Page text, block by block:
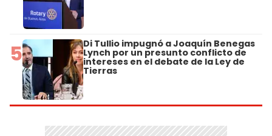
5 Di Tullio impugnó a Joaquín Benegas
Lynch por un presunto conflicto de
intereses en el debate de la Ley de
Tierras